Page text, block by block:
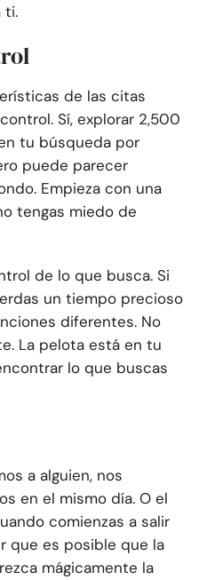
ti.
de las citas
Sí, explorar 2,500
tu búsqueda por
puede parecer
Empieza con una
tengas miedo de
de lo que busca. Si
un tiempo precioso
diferentes. No
La pelota está en tu
lo que buscas
a alguien, nos
en el mismo día. O el
comienzas a salir
que es posible que la
mágicamente la